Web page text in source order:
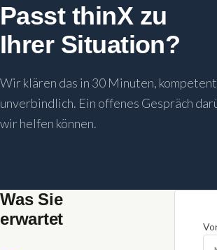
Passt thinX zu
Ihrer Situation?
Wir klären das in 30 Minuten,
unverbindlich. Ein offenes Gespräch
wir helfen können.
Was Sie
erwartet